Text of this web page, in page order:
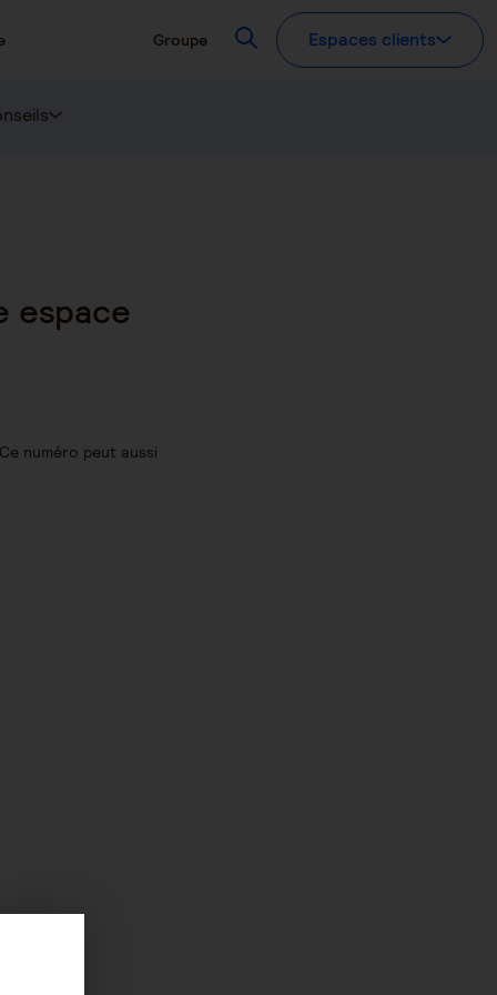
Groupe RecherchezEspaces clients
espace
numéro peut aussi